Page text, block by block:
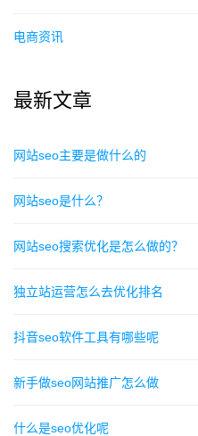
电商资讯
最新文章
网站seo主要是做什么的
网站seo是什么？
网站seo搜索优化是怎么做的？
独立站运营怎么去优化排名
抖音seo软件工具有哪些呢
新手做seo网站推广怎么做
什么是seo优化呢